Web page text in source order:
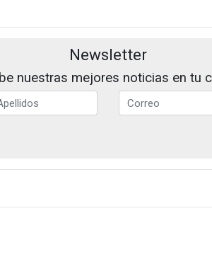
Newsletter
nuestras mejores noticias en tu